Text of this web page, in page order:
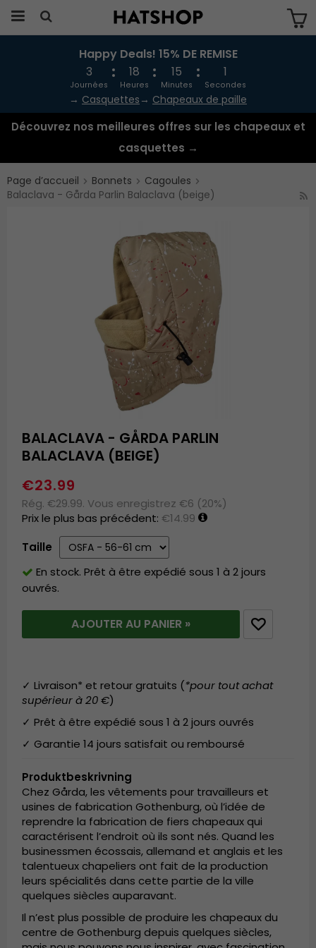
Produkten har blivit tillagd i varukorgen
Happy Deals! 15% DE REMISE
3
Journées
18
Heures
14
Minutes
60
Secondes
→ Casquettes → Chapeaux de paille
Découvrez nos meilleures offres sur les chapeaux et
casquettes →
Page d’accueil Bonnets
Cagoules
Balaclava - Gårda Parlin Balaclava (beige)
BALACLAVA - GÅRDA PARLIN
BALACLAVA (BEIGE)
€23.99
Rég. €29.99. Vous enregistrez €6 (20%)
Prix le plus bas précédent: €14.99
Taille
En stock. Prêt à être expédié sous 1 à 2 jours
ouvrés.
AJOUTER AU PANIER »
✓ Livraison* et retour gratuits (*pour tout achat
supérieur à 20 €)
✓ Prêt à être expédié sous 1 à 2 jours ouvrés
✓ Garantie 14 jours satisfait ou remboursé
Produktbeskrivning
Chez Gårda, les vêtements pour travailleurs et
usines de fabrication Gothenburg, où l’idée de
reprendre la fabrication de fiers chapeaux qui
caractérisent l’endroit où ils sont nés. Quand les
businessmen écossais, allemand et anglais et les
talentueux chapeliers ont fait de la production
leurs spécialités dans cette partie de la ville
quelques siècles auparavant.
Il n’est plus possible de produire les chapeaux du
centre de Gothenburg depuis quelques siècles,